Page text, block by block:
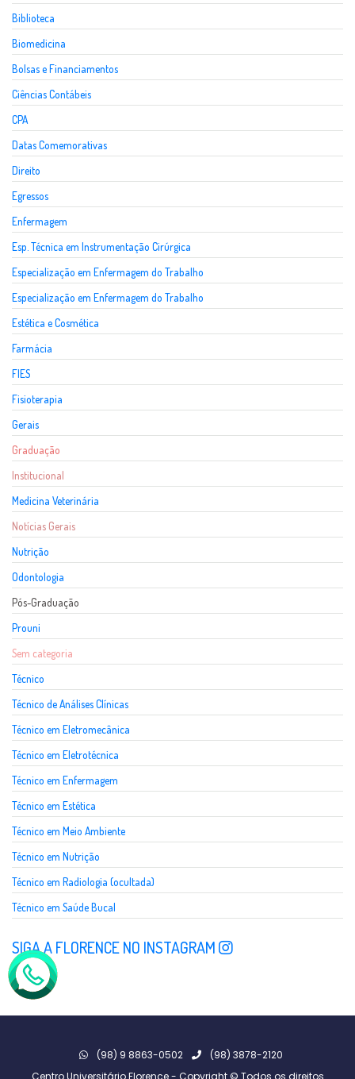
Biblioteca
Biomedicina
Bolsas e Financiamentos
Ciências Contábeis
CPA
Datas Comemorativas
Direito
Egressos
Enfermagem
Esp. Técnica em Instrumentação Cirúrgica
Especialização em Enfermagem do Trabalho
Especialização em Enfermagem do Trabalho
Estética e Cosmética
Farmácia
FIES
Fisioterapia
Gerais
Graduação
Institucional
Medicina Veterinária
Notícias Gerais
Nutrição
Odontologia
Pós-Graduação
Prouni
Sem categoria
Técnico
Técnico de Análises Clínicas
Técnico em Eletromecânica
Técnico em Eletrotécnica
Técnico em Enfermagem
Técnico em Estética
Técnico em Meio Ambiente
Técnico em Nutrição
Técnico em Radiologia (ocultada)
Técnico em Saúde Bucal
SIGA A FLORENCE NO INSTAGRAM
(98) 9 8863-0502
(98) 3878-2120
Centro Universitário Florence - Copyright © Todos os direitos